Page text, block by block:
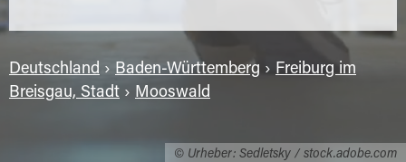
© Urheber: Sedletsky / stock.adobe.com
Deutschland › Baden-Württemberg › Freiburg im
Breisgau, Stadt › Mooswald